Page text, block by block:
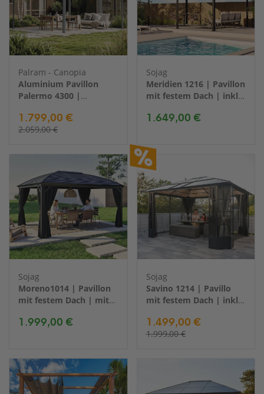
Palram - Canopia
Aluminium Pavillon
Palermo 4300 |
cm
1.799,00 €
2.059,00 €
Sojag
Meridien 1216 | Pavillon
mit festem Dach | inkl.
1.649,00 €
Sojag
Moreno1014 | Pavillon
mit festem Dach | mit
1.999,00 €
Sojag
Savino 1214 | Pavillo
mit festem Dach | inkl.
1.499,00 €
1.999,00 €